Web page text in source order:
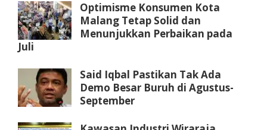
Optimisme Konsumen Kota
Malang Tetap Solid dan
Menunjukkan Perbaikan pada
Juli
Said Iqbal Pastikan Tak Ada
Demo Besar Buruh di Agustus-
September